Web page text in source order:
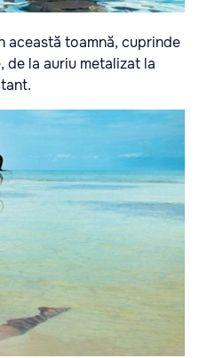
această toamnă, cuprinde
la auriu metalizat la